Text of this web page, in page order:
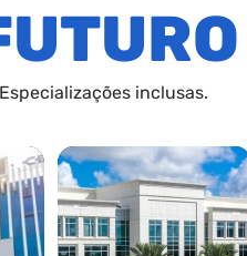
inclusas.